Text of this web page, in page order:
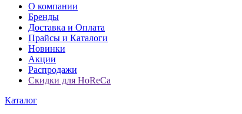
О компании
Бренды
Доставка и Оплата
Прайсы и Каталоги
Новинки
Акции
Распродажи
Скидки для HoReCa
Каталог